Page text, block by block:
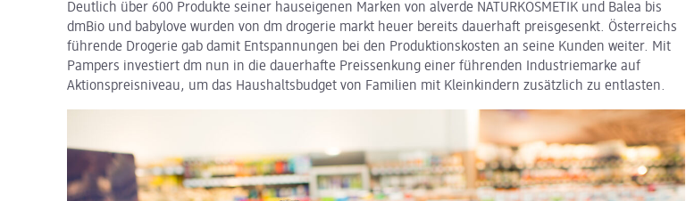
Deutlich über 600 Produkte seiner hauseigenen Marken von alverde NATURKOSMETIK und Balea bis
dmBio und babylove wurden von dm drogerie markt heuer bereits dauerhaft preisgesenkt. Österreichs
führende Drogerie gab damit Entspannungen bei den Produktionskosten an seine Kunden weiter. Mit
Pampers investiert dm nun in die dauerhafte Preissenkung einer führenden Industriemarke auf
Aktionspreisniveau, um das Haushaltsbudget von Familien mit Kleinkindern zusätzlich zu entlasten.